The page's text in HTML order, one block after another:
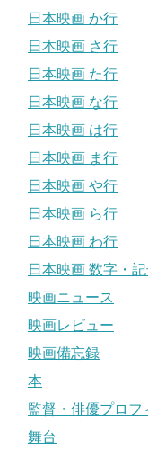
日本映画 か行
日本映画 さ行
日本映画 た行
日本映画 な行
日本映画 は行
日本映画 ま行
日本映画 や行
日本映画 ら行
日本映画 わ行
日本映画 数字・
映画ニュース
映画レビュー
映画備忘録
本
監督・俳優プロフ
舞台